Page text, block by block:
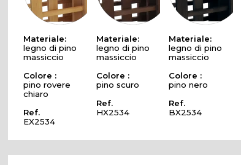
Materiale:
legno di pino
massiccio
Colore :
pino rovere
chiaro
Ref.
EX2534
Materiale:
legno di pino
massiccio
Colore :
pino scuro
Ref.
HX2534
Materiale:
legno di pino
massiccio
Colore :
pino nero
Ref.
BX2534